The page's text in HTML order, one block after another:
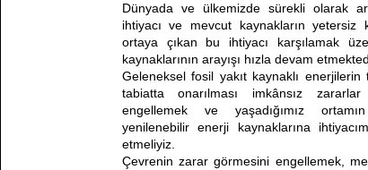
Dünyada ve ülkemizde sürekli olarak
ihtiyacı ve mevcut kaynakların yetersiz
ortaya çıkan bu ihtiyacı karşılamak
kaynaklarının arayışı hızla devam
Geleneksel fosil yakıt kaynaklı enerjilerin
tabiatta onarılması imkânsız zararlar
engellemek ve yaşadığımız
yenilenebilir enerji kaynaklarına
etmeliyiz.
Çevrenin zarar görmesini engellemek,